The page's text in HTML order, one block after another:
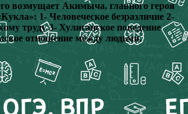
возмущает Акимыча, главного героя
1- Человеческое безразличие 2-
труду 3- Хулиганское поведение
отношение между людьми.